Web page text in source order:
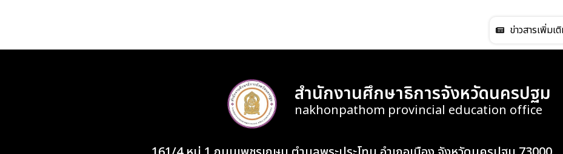
ข่าวสารเพิ่มเ
สำนักงานศึกษาธิการจังหวัดนครปฐม
nakhonpathom provincial education office